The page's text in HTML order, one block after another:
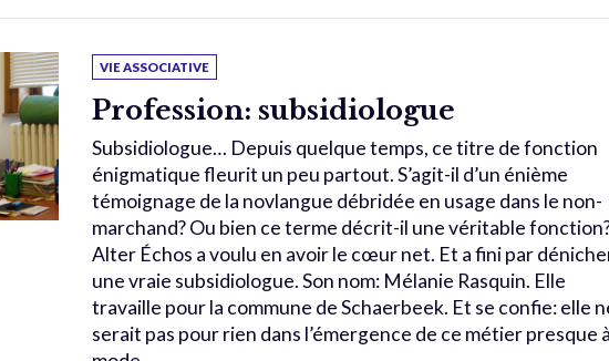
VIE ASSOCIATIVE
Profession: subsidiologue
Subsidiologue… Depuis quelque temps, ce titre de fonction
énigmatique fleurit un peu partout. S’agit-il d’un énième
témoignage de la novlangue débridée en usage dans le non-
marchand? Ou bien ce terme décrit-il une véritable
Alter Échos a voulu en avoir le cœur net. Et a fini par
une vraie subsidiologue. Son nom: Mélanie Rasquin. Elle
travaille pour la commune de Schaerbeek. Et se confie: elle
serait pas pour rien dans l’émergence de ce métier presque